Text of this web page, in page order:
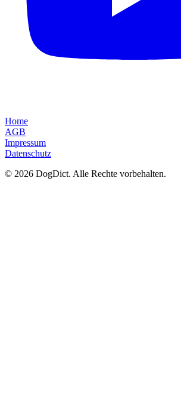
Home
AGB
Impressum
Datenschutz
© 2026 DogDict. Alle Rechte vorbehalten.